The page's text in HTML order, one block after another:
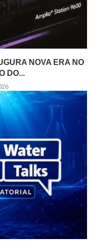
NOVA ERA NO
DO...